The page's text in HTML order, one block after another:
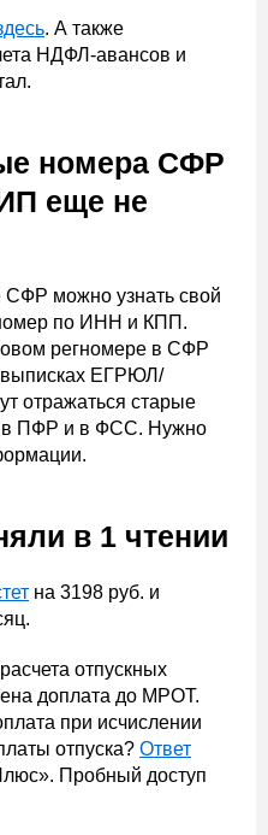
. А также
НДФЛ-авансов и
номера СФР
еще не
СФР можно узнать свой
по ИНН и КПП.
регномере в СФР
ЕГРЮЛ/
отражаться старые
в ПФР и в ФСС. Нужно
в 1 чтении
на 3198 руб. и
отпускных
доплата до МРОТ.
при исчислении
отпуска? Ответ
Пробный доступ